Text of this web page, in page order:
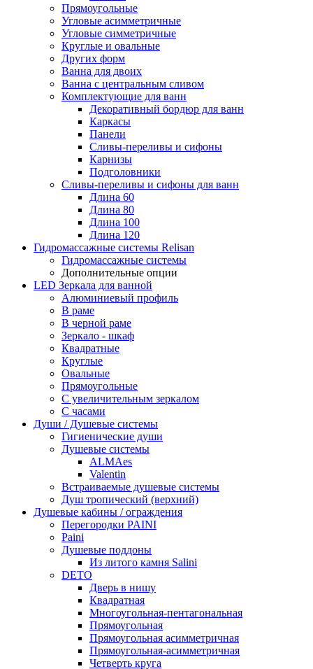
Прямоугольные
Угловые асимметричные
Угловые симметричные
Круглые и овальные
Других форм
Ванна для двоих
Ванна с центральным сливом
Комплектующие для ванн
Декоративный бордюр для ванн
Каркасы
Панели
Сливы-переливы и сифоны
Карнизы
Подголовники
Сливы-переливы и сифоны для ванн
Длина 60
Длина 80
Длина 100
Длина 120
Гидромассажные системы Relisan
Гидромассажные системы
Дополнительные опции
LED Зеркала для ванной
Алюминиевый профиль
В раме
В черной раме
Зеркало - шкаф
Квадратные
Круглые
Овальные
Прямоугольные
С увеличительным зеркалом
С часами
Души / Душевые системы
Гигиенические души
Душевые системы
ALMAes
Valentin
Встраиваемые душевые системы
Душ тропический (верхний)
Душевые кабины / ограждения
Перегородки PAINI
Paini
Душевые поддоны
Из литого камня Salini
DETO
Дверь в нишу
Квадратная
Многоугольная-пентагональная
Прямоугольная
Прямоугольная асимметричная
Прямоугольная-асимметричная
Четверть круга